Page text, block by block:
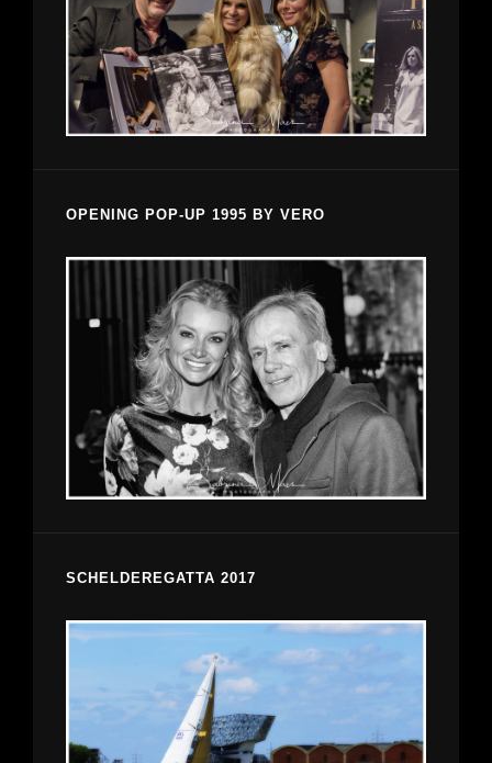
OPENING POP-UP 1995 BY VERO
SCHELDEREGATTA 2017